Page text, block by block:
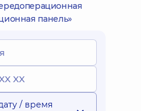
панель»
/ время